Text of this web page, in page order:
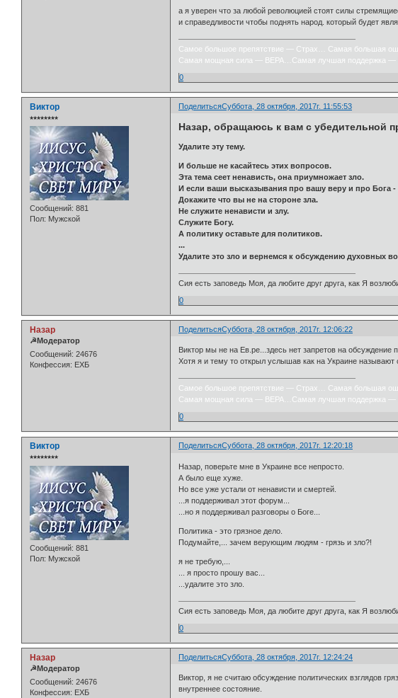
а я уверен что за любой революцией стоят силы
и справедливости чтобы поднять народ. который будет
Самое большое препятствие — Страх… Самая большая
Самая мощная сила — ВЕРА…Самая лучшая поддержка
0
ПоделитьсяСуббота, 28 октября, 2017г. 11:55:53
Виктор
⭒⭒⭒⭒⭒⭒⭒⭒
Сообщений: 881
Пол: Мужской
Назар, обращаюсь к вам с убедительной
Удалите эту тему.
И больше не касайтесь этих вопросов.
Эта тема сеет ненависть, она приумножает зло.
И если ваши высказывания про вашу веру и про Бога -
Докажите что вы не на стороне зла.
Не служите ненависти и злу.
Служите Богу.
А политику оставьте для политиков.
...
Удалите это зло и вернемся к обсуждению духовных
Сия есть заповедь Моя, да любите друг друга, как Я
0
ПоделитьсяСуббота, 28 октября, 2017г. 12:06:22
Назар
☭Модератор
Сообщений: 24676
Конфессия: ЕХБ
Виктор мы не на Ев.ре...здесь нет запретов на обсуждение
Хотя я и тему то открыл услышав как на Украине называют
Самое большое препятствие — Страх… Самая большая
Самая мощная сила — ВЕРА…Самая лучшая поддержка
0
ПоделитьсяСуббота, 28 октября, 2017г. 12:20:18
Виктор
⭒⭒⭒⭒⭒⭒⭒⭒
Сообщений: 881
Пол: Мужской
Назар, поверьте мне в Украине все непросто.
А было еще хуже.
Но все уже устали от ненависти и смертей.
...я поддерживал этот форум...
...но я поддерживал разговоры о Боге...
Политика - это грязное дело.
Подумайте,... зачем верующим людям - грязь и зло?!
я не требую,...
... я просто прошу вас...
...удалите это зло.
Сия есть заповедь Моя, да любите друг друга, как Я
0
ПоделитьсяСуббота, 28 октября, 2017г. 12:24:24
Назар
☭Модератор
Сообщений: 24676
Конфессия: ЕХБ
Виктор, я не считаю обсуждение политических взглядов
внутреннее состояние.